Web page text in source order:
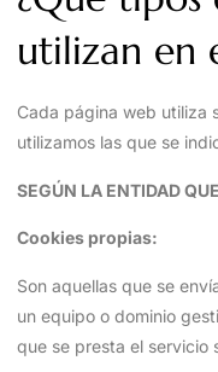
utilizan en
Cada página web utiliza
utilizamos las que se
SEGÚN LA ENTIDAD
Cookies propias:
Son aquellas que se
un equipo o dominio
que se presta el servicio